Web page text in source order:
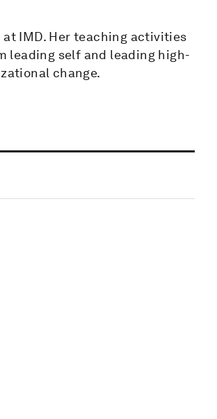
at IMD. Her teaching activities
leading self and leading high-
change.